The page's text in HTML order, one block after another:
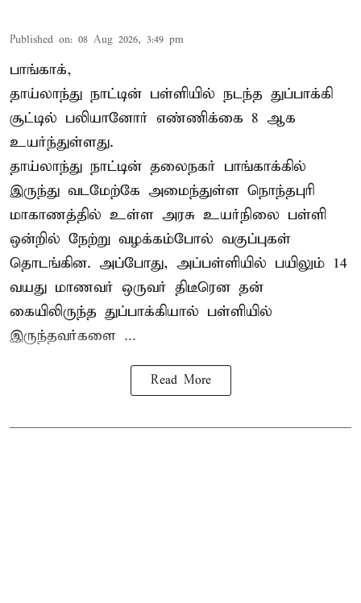
Published on: 08 Aug 2026, 3:49 pm
பாங்காக்,
தாய்லாந்து நாட்டின் பள்ளியில் நடந்த துப்பாக்கி
சூட்டில் பலியானோர் எண்ணிக்கை 8 ஆக
உயர்ந்துள்ளது.
தாய்லாந்து நாட்டின் தலைநகர் பாங்காக்கில்
இருந்து வடமேற்கே அமைந்துள்ள நொந்தபுரி
மாகாணத்தில் உள்ள அரசு உயர்நிலை பள்ளி
ஒன்றில் நேற்று வழக்கம்போல் வகுப்புகள்
தொடங்கின. அப்போது, அப்பள்ளியில் பயிலும் 14
வயது மாணவர் ஒருவர் திடீரென தன்
கையிலிருந்த துப்பாக்கியால் பள்ளியில்
இருந்தவர்களை ...
Read More